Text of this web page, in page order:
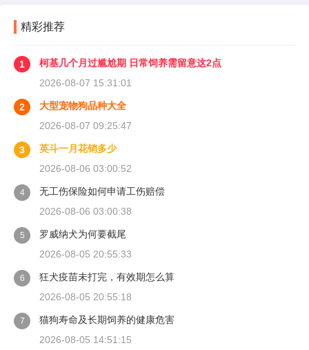
精彩推荐
1
柯基几个月过尴尬期 日常饲养需留意这2点
2026-08-07 15:31:01
2
大型宠物狗品种大全
2026-08-07 09:25:47
3
英斗一月花销多少
2026-08-06 03:00:52
4
无工伤保险如何申请工伤赔偿
2026-08-06 03:00:38
5
罗威纳犬为何要截尾
2026-08-05 20:55:33
6
狂犬疫苗未打完，有效期怎么算
2026-08-05 20:55:18
7
猫狗寿命及长期饲养的健康危害
2026-08-05 14:51:15